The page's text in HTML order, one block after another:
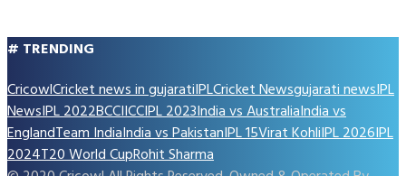
# TRENDING
CricowlCricket news in gujaratiIPLCricket Newsgujarati newsIPL
NewsIPL 2022BCCIICCIPL 2023India vs AustraliaIndia vs
EnglandTeam IndiaIndia vs PakistanIPL 15Virat KohliIPL 2026IPL
2024T20 World CupRohit Sharma